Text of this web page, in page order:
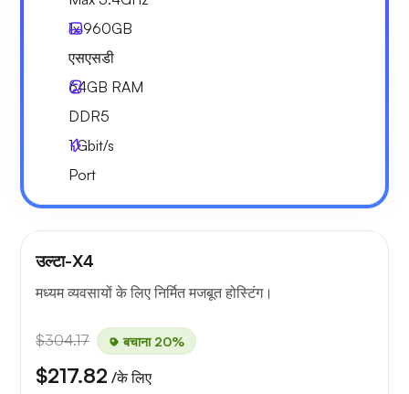
1x960GB
एसएसडी
64GB RAM
DDR5
1Gbit/s
Port
उल्टा-X4
मध्यम व्यवसायों के लिए निर्मित मजबूत होस्टिंग।
$304.17 बचाना 20%
$217.82 /के लिए